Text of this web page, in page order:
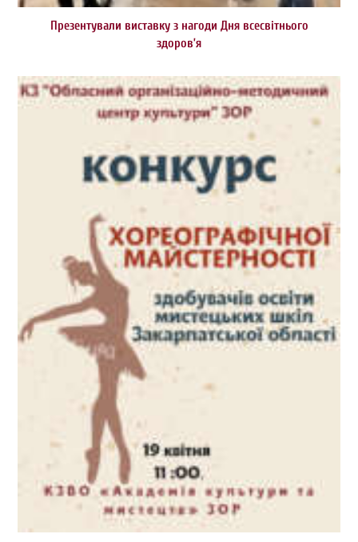
Презентували виставку з нагоди Дня всесвітнього
здоров’я